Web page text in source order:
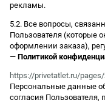
рекламы.
5.2. Все вопросы,
Пользователя (которые
оформлении заказа),
— Политикой
https://privetatlet.ru/
Персональные данные
согласия Пользователя,